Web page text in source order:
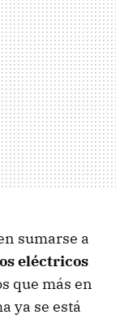
sumarse a
eléctricos
que más en
ya se está